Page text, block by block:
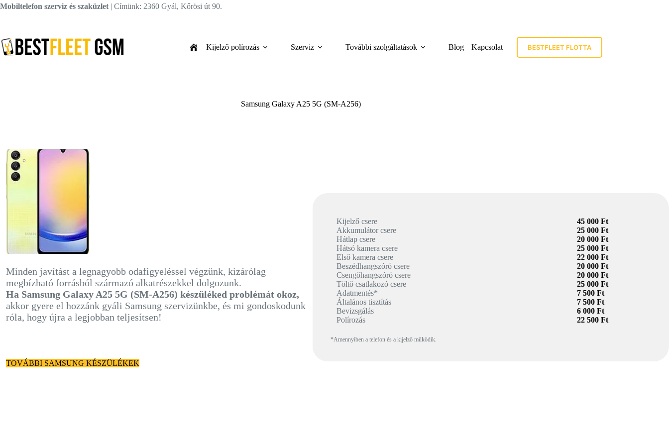
Skip
Mobiltelefon szerviz és szaküzlet | Címünk: 2360 Gyál, Kőrösi út 90.
Kijelző polírozás Szerviz További szolgáltatások Blog Kapcsolat BESTFLEET FLOTTA
Samsung Galaxy A25 5G (SM-A256)
Minden javítást a legnagyobb odafigyeléssel végzünk, kizárólag
megbízható forrásból származó alkatrészekkel dolgozunk.
Ha Samsung Galaxy A25 5G (SM-A256) készüléked problémát okoz,
akkor gyere el hozzánk gyáli Samsung szervizünkbe, és mi gondoskodunk
róla, hogy újra a legjobban teljesítsen!
TOVÁBBI SAMSUNG KÉSZÜLÉKEK
Kijelző csere
Akkumulátor csere
Hátlap csere
Hátsó kamera csere
Első kamera csere
Beszédhangszóró csere
Csengőhangszóró csere
Töltő csatlakozó csere
Adatmentés*
Általános tisztítás
Bevizsgálás
Polírozás
45 000 Ft
25 000 Ft
20 000 Ft
25 000 Ft
22 000 Ft
20 000 Ft
20 000 Ft
25 000 Ft
7 500 Ft
7 500 Ft
6 000 Ft
22 500 Ft
*Amennyiben a telefon és a kijelző működik.